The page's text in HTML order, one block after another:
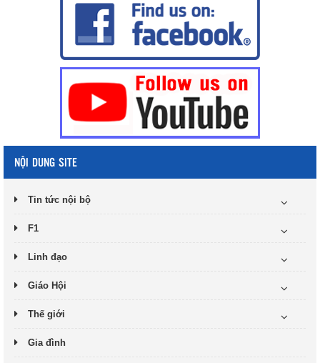
NỘI DUNG SITE
Tin tức nội bộ
F1
Linh đạo
Giáo Hội
Thế giới
Gia đình